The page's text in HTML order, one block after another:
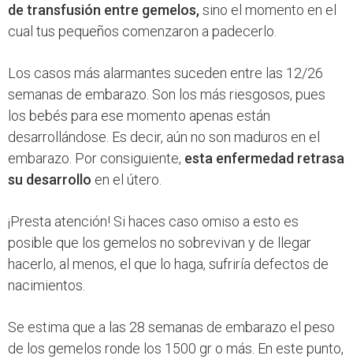
de transfusión entre gemelos,sino el momento en el
cual tus pequeños comenzaron a padecerlo.
Los casos más alarmantes suceden entre las 12/26
semanas de embarazo. Son los más riesgosos, pues
los bebés para ese momento apenas están
desarrollándose. Es decir, aún no son maduros en el
embarazo. Por consiguiente, esta enfermedad retrasa
su desarrollo en el útero.
¡Presta atención! Si haces caso omiso a esto es
posible que los gemelos no sobrevivan y de llegar
hacerlo, al menos, el que lo haga, sufriría defectos de
nacimientos.
Se estima que a las 28 semanas de embarazo el peso
de los gemelos ronde los 1500 gr o más. En este punto,